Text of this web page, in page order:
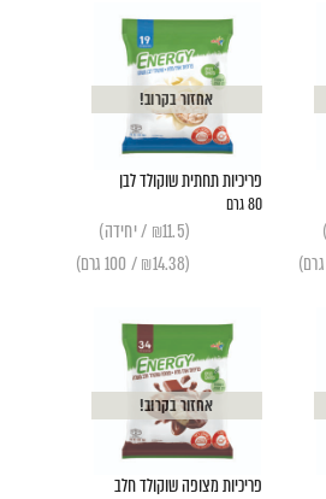
אחזור בקרוב!
פריכיות תחתית שוקולד לבן
80 גרם
(₪11.5 / יחידה)
(₪14.38 / 100 גרם)
אחזור בקרוב!
פריכיות מצופה שוקולד חלב